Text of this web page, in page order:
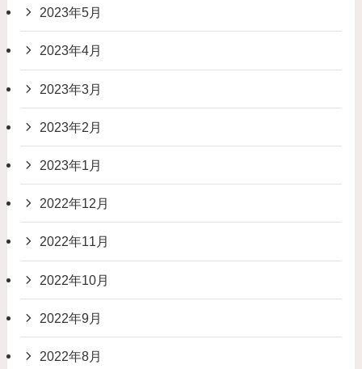
2023年5月
2023年4月
2023年3月
2023年2月
2023年1月
2022年12月
2022年11月
2022年10月
2022年9月
2022年8月